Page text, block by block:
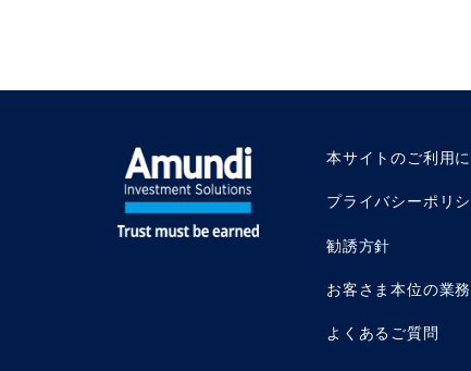
本サイトのご利用
プライバシーポリ
勧誘方針
お客さま本位の業
よくあるご質問